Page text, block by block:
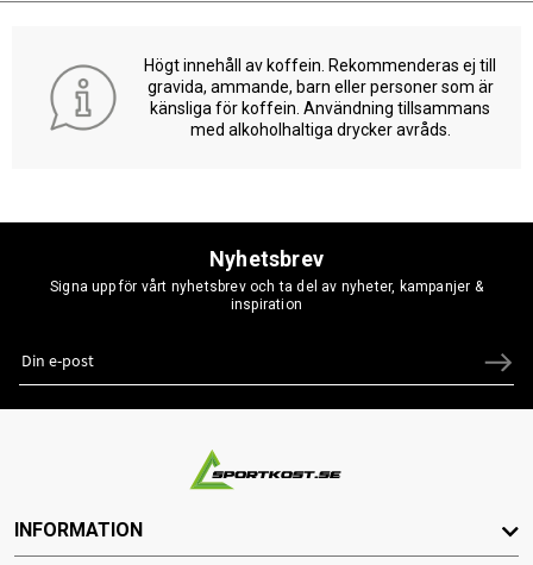
Högt innehåll av koffein. Rekommenderas ej till
gravida, ammande, barn eller personer som är
känsliga för koffein. Användning tillsammans
med alkoholhaltiga drycker avråds.
Nyhetsbrev
Signa upp för vårt nyhetsbrev och ta del av nyheter, kampanjer &
inspiration
INFORMATION